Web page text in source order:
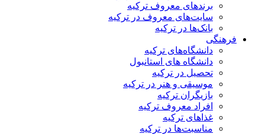
برندهای معروف ترکیه
سایت‌های معروف در ترکیه
بانک‌ها در ترکیه
دانشگاه‌های ترکیه
دانشگاه های استانبول
تحصیل در ترکیه
موسیقی و هنر در ترکیه
بازیگران ترکیه
افراد معروف ترکیه
غذاهای ترکیه
مناسبت‌ها در ترکیه